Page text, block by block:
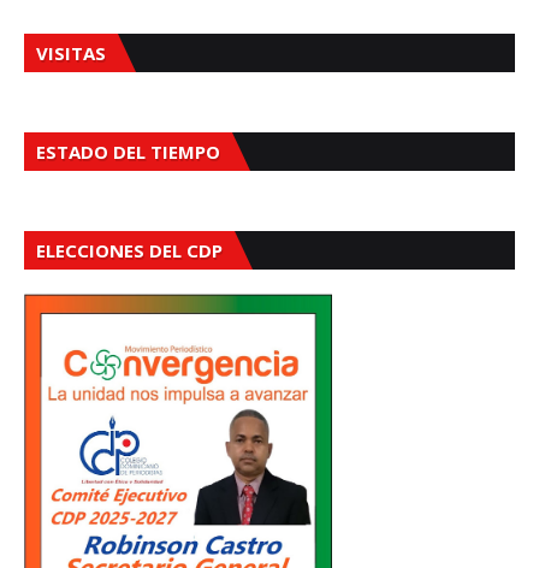
VISITAS
ESTADO DEL TIEMPO
ELECCIONES DEL CDP